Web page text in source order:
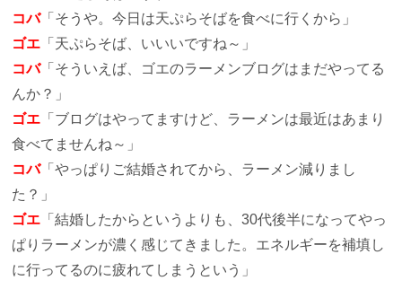
コバ「そうや。今日は天ぷらそばを食べに行くから」
ゴエ 「天ぷらそば、いいいですね～」
コバ「そういえば、ゴエのラーメンブログはまだやってる
んか？」
ゴエ 「ブログはやってますけど、ラーメンは最近はあまり
食べてませんね～」
コバ「やっぱりご結婚されてから、ラーメン減りまし
た？」
ゴエ 「結婚したからというよりも、30代後半になってやっ
ぱりラーメンが濃く感じてきました。エネルギーを補填し
に行ってるのに疲れてしまうという」